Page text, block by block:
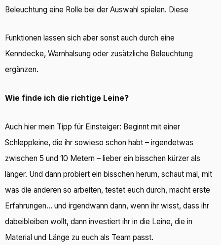
Beleuchtung eine Rolle bei der Auswahl spielen. Diese
Funktionen lassen sich aber sonst auch durch eine
Kenndecke, Warnhalsung oder zusätzliche Beleuchtung
ergänzen.
Wie finde ich die richtige Leine?
Auch hier mein Tipp für Einsteiger: Beginnt mit einer
Schleppleine, die ihr sowieso schon habt – irgendetwas
zwischen 5 und 10 Metern – lieber ein bisschen kürzer als
länger. Und dann probiert ein bisschen herum, schaut mal, mit
was die anderen so arbeiten, testet euch durch, macht erste
Erfahrungen… und irgendwann dann, wenn ihr wisst, dass ihr
dabeibleiben wollt, dann investiert ihr in die Leine, die in
Material und Länge zu euch als Team passt.